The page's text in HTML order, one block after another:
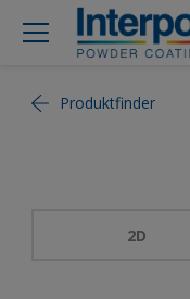
Produktfinder
2D